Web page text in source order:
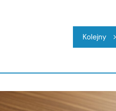
Kolejny